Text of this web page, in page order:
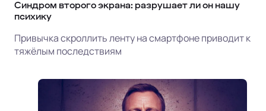
Синдром второго экрана: разрушает ли он нашу
психику
Привычка скроллить ленту на смартфоне приводит к
тяжёлым последствиям